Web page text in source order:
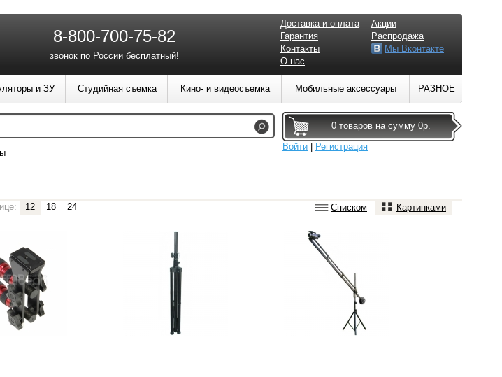
12 18 24 Списком Картинками
8-800-700-75-82
звонок по России бесплатный!
Доставка и оплата
Гарантия
Контакты
О нас
Акции
Распродажа
Мы Вконтакте
и ЗУ Студийная съемка Кино- и видеосъемка Мобильные аксессуары РАЗНОЕ
0 товаров на сумму 0р.
Войти
Регистрация